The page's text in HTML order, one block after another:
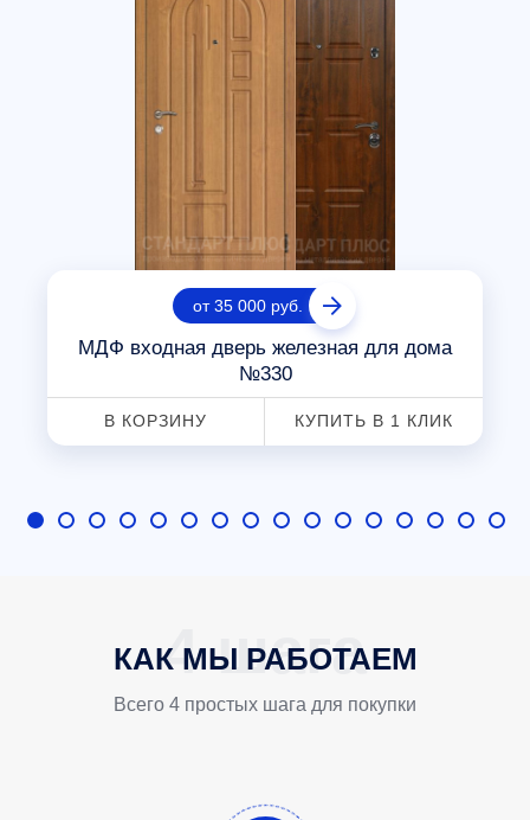
от 35 000 руб.
МДФ входная дверь железная для дома
№330
В КОРЗИНУ КУПИТЬ В 1 КЛИК
КАК МЫ РАБОТАЕМ
Всего 4 простых шага для покупки